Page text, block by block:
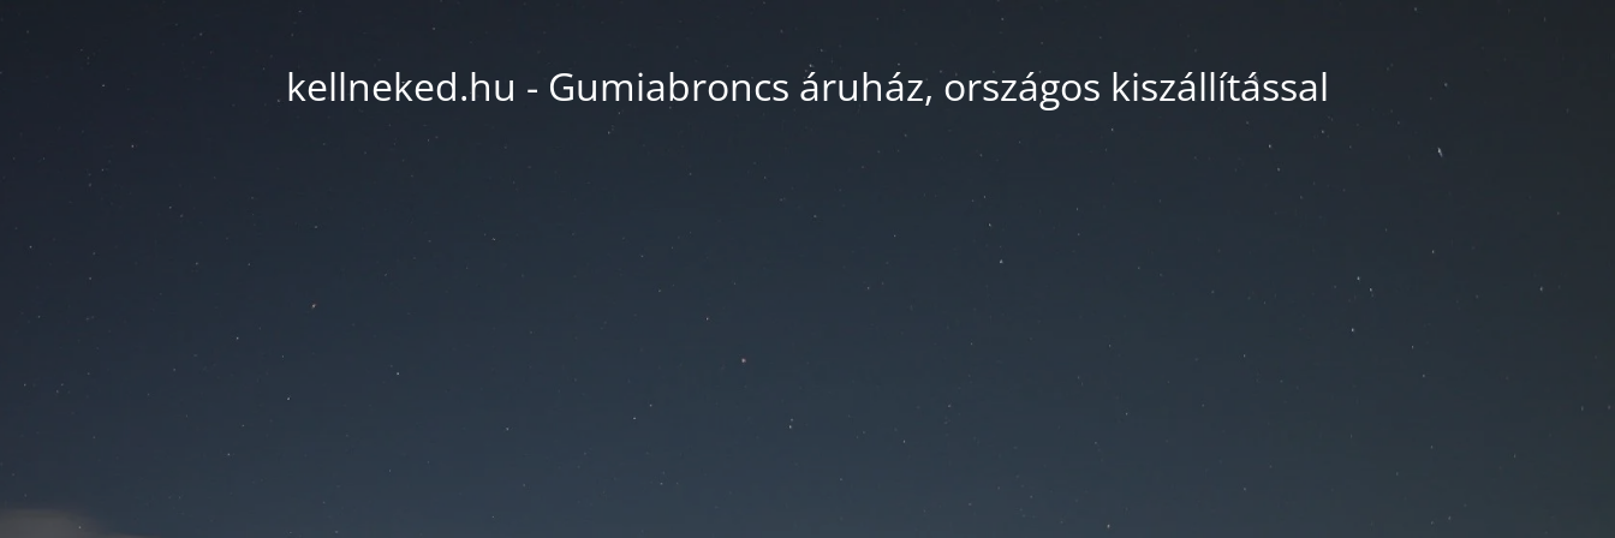
kellneked.hu - Gumiabroncs áruház, országos kiszállítással